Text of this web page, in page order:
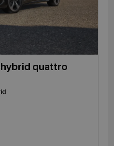
quattro